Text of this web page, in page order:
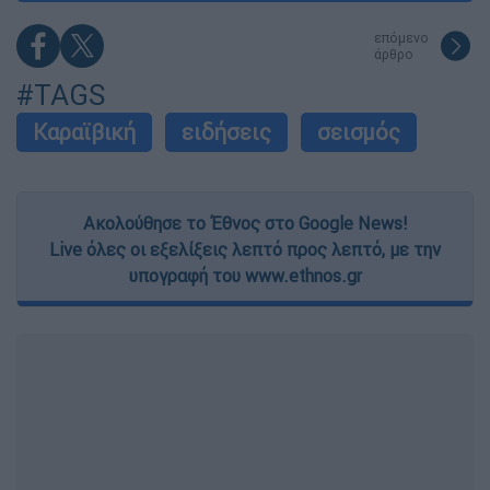
επόμενο
άρθρο
#TAGS
Καραϊβική ειδήσεις σεισμός
Ακολούθησε το Έθνος στο Google News!
Live όλες οι εξελίξεις λεπτό προς λεπτό, με την
υπογραφή του www.ethnos.gr